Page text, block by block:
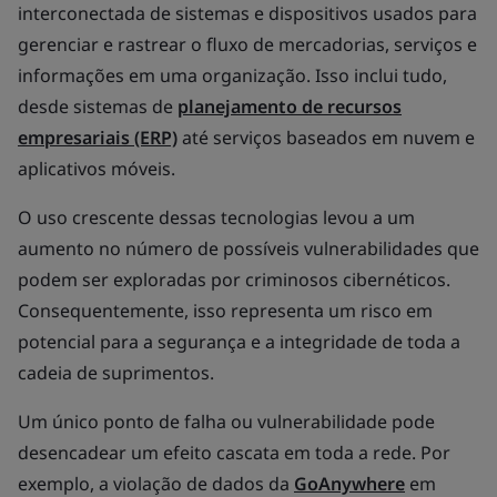
interconectada de sistemas e dispositivos usados para
gerenciar e rastrear o fluxo de mercadorias, serviços e
informações em uma organização. Isso inclui tudo,
desde sistemas de planejamento de recursos
empresariais (ERP)até serviços baseados em nuvem e
aplicativos móveis.
O uso crescente dessas tecnologias levou a um
aumento no número de possíveis vulnerabilidades que
podem ser exploradas por criminosos cibernéticos.
Consequentemente, isso representa um risco em
potencial para a segurança e a integridade de toda a
cadeia de suprimentos.
Um único ponto de falha ou vulnerabilidade pode
desencadear um efeito cascata em toda a rede. Por
exemplo, a violação de dados da GoAnywhere em